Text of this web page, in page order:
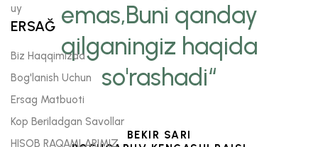
emas,Buni qanday
qilganingiz haqida
so'rashadi“
BEKIR SARI
uy
ERSAĞ
Biz Haqqimizda
Bog'lanish Uchun
Ersag Matbuoti
Kop Beriladgan Savollar
HISOB RAQAMLARIMIZ